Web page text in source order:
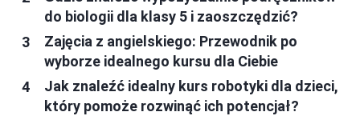
do biologii dla klasy 5 i zaoszczędzić?
Zajęcia z angielskiego: Przewodnik po
wyborze idealnego kursu dla Ciebie
Jak znaleźć idealny kurs robotyki dla dzieci,
który pomoże rozwinąć ich potencjał?